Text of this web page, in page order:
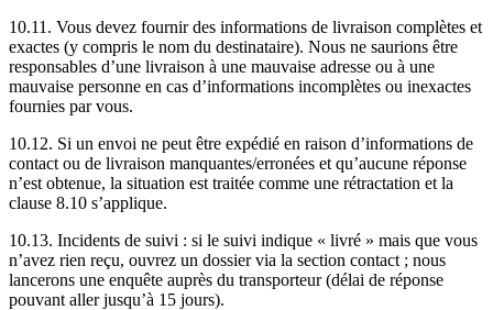
10.11. Vous devez fournir des informations de livraison complètes et
exactes (y compris le nom du destinataire). Nous ne saurions être
responsables d’une livraison à une mauvaise adresse ou à une
mauvaise personne en cas d’informations incomplètes ou inexactes
fournies par vous.
10.12. Si un envoi ne peut être expédié en raison d’informations de
contact ou de livraison manquantes/erronées et qu’aucune réponse
n’est obtenue, la situation est traitée comme une rétractation et la
clause 8.10 s’applique.
10.13. Incidents de suivi : si le suivi indique « livré » mais que vous
n’avez rien reçu, ouvrez un dossier via la section contact ; nous
lancerons une enquête auprès du transporteur (délai de réponse
pouvant aller jusqu’à 15 jours).